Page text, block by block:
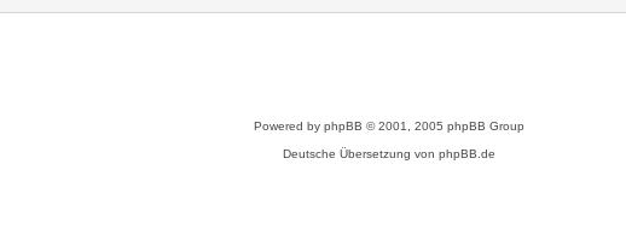
Powered by phpBB © 2001, 2005 phpBB Group
Deutsche Übersetzung von phpBB.de